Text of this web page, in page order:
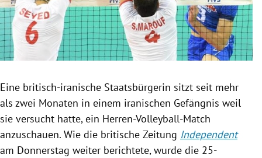
Untermenü
Untermenü
Untermenü
Eine britisch-iranische Staatsbürgerin sitzt seit mehr
als zwei Monaten in einem iranischen Gefängnis weil
sie versucht hatte, ein Herren-Volleyball-Match
anzuschauen. Wie die britische Zeitung Independent
am Donnerstag weiter berichtete, wurde die 25-